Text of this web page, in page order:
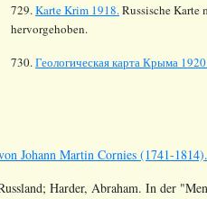
729.Karte Krim 1918.Russische Karte
hervorgehoben.
730.Геологическая карта Крыма
Johann Martin Cornies (1741-1814).
Harder, Abraham. In der